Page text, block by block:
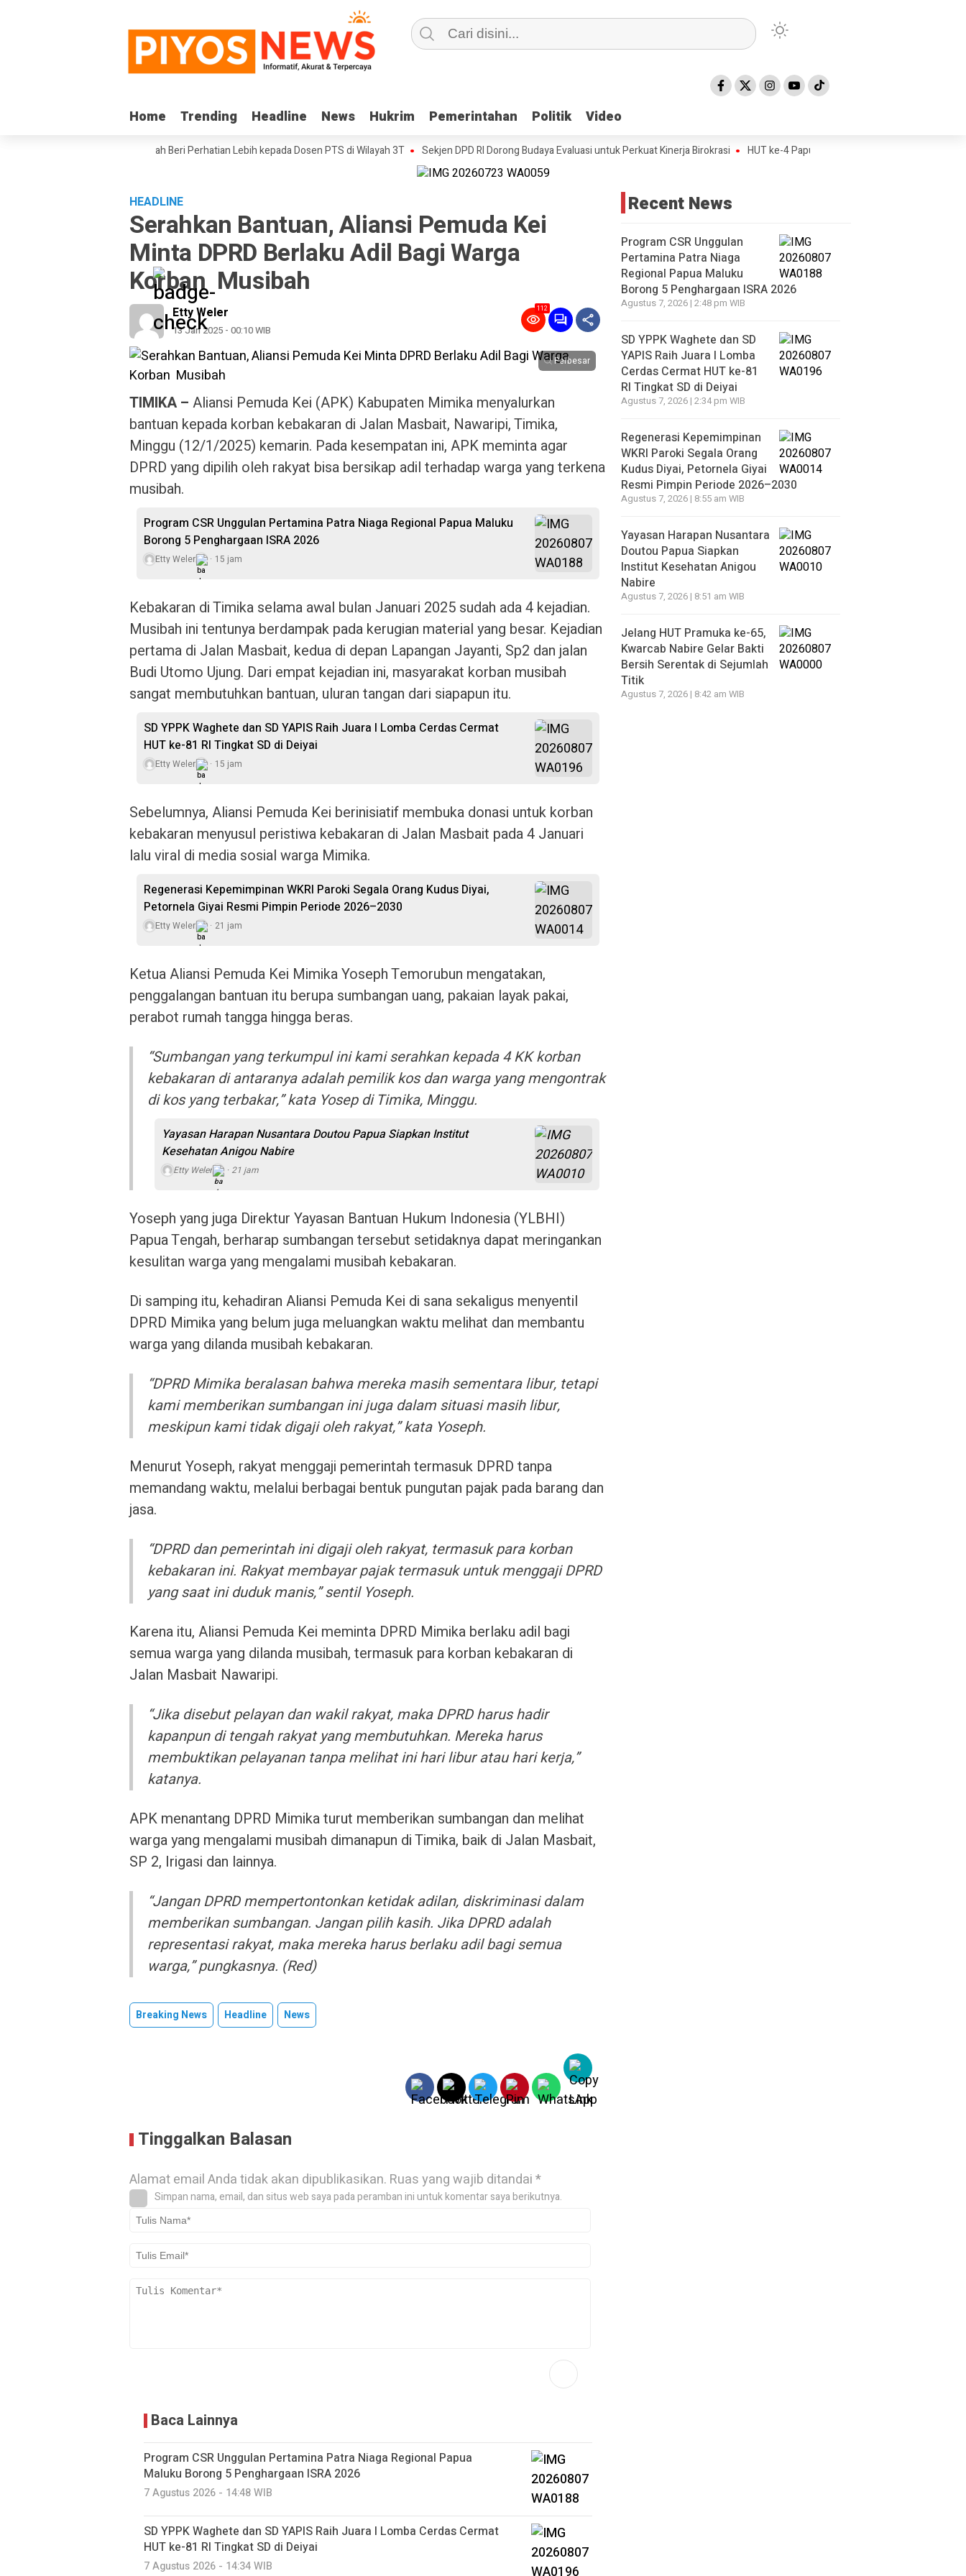
Home Trending Headline News Hukrim Pemerintahan Politik Video
Home Trending Headline News Hukrim Pemerintahan Politik Video
III DPD RI Minta Pemerintah Beri Perhatian Lebih kepada Dosen PTS di Wilayah 3T Sekjen DPD RI Dorong Budaya Evaluasi untuk Perkuat Kinerja Birokrasi HUT ke-4 Papua Tengah Jadi Titik Awal Program
HEADLINE
Serahkan Bantuan, Aliansi Pemuda Kei
Minta DPRD Berlaku Adil Bagi Warga
Korban Musibah
Etty Weler
13 Jan 2025 - 00:10 WIB
112
Perbesar
TIMIKA – Aliansi Pemuda Kei (APK) Kabupaten Mimika menyalurkan
bantuan kepada korban kebakaran di Jalan Masbait, Nawaripi, Timika,
Minggu (12/1/2025) kemarin. Pada kesempatan ini, APK meminta agar
DPRD yang dipilih oleh rakyat bisa bersikap adil terhadap warga yang terkena
musibah.
Program CSR Unggulan Pertamina Patra Niaga Regional Papua Maluku
Borong 5 Penghargaan ISRA 2026
Etty Weler 15 jam
Kebakaran di Timika selama awal bulan Januari 2025 sudah ada 4 kejadian.
Musibah ini tentunya berdampak pada kerugian material yang besar. Kejadian
pertama di Jalan Masbait, kedua di depan Lapangan Jayanti, Sp2 dan jalan
Budi Utomo Ujung. Dari empat kejadian ini, masyarakat korban musibah
sangat membutuhkan bantuan, uluran tangan dari siapapun itu.
SD YPPK Waghete dan SD YAPIS Raih Juara I Lomba Cerdas Cermat
HUT ke-81 RI Tingkat SD di Deiyai
Etty Weler 15 jam
Sebelumnya, Aliansi Pemuda Kei berinisiatif membuka donasi untuk korban
kebakaran menyusul peristiwa kebakaran di Jalan Masbait pada 4 Januari
lalu viral di media sosial warga Mimika.
Regenerasi Kepemimpinan WKRI Paroki Segala Orang Kudus Diyai,
Petornela Giyai Resmi Pimpin Periode 2026–2030
Etty Weler 21 jam
Ketua Aliansi Pemuda Kei Mimika Yoseph Temorubun mengatakan,
penggalangan bantuan itu berupa sumbangan uang, pakaian layak pakai,
perabot rumah tangga hingga beras.
“Sumbangan yang terkumpul ini kami serahkan kepada 4 KK korban
kebakaran di antaranya adalah pemilik kos dan warga yang mengontrak
di kos yang terbakar,” kata Yosep di Timika, Minggu.
Yayasan Harapan Nusantara Doutou Papua Siapkan Institut
Kesehatan Anigou Nabire
Etty Weler 21 jam
Yoseph yang juga Direktur Yayasan Bantuan Hukum Indonesia (YLBHI)
Papua Tengah, berharap sumbangan tersebut setidaknya dapat meringankan
kesulitan warga yang mengalami musibah kebakaran.
Di samping itu, kehadiran Aliansi Pemuda Kei di sana sekaligus menyentil
DPRD Mimika yang belum juga meluangkan waktu melihat dan membantu
warga yang dilanda musibah kebakaran.
“DPRD Mimika beralasan bahwa mereka masih sementara libur, tetapi
kami memberikan sumbangan ini juga dalam situasi masih libur,
meskipun kami tidak digaji oleh rakyat,” kata Yoseph.
Menurut Yoseph, rakyat menggaji pemerintah termasuk DPRD tanpa
memandang waktu, melalui berbagai bentuk pungutan pajak pada barang dan
jasa.
“DPRD dan pemerintah ini digaji oleh rakyat, termasuk para korban
kebakaran ini. Rakyat membayar pajak termasuk untuk menggaji DPRD
yang saat ini duduk manis,” sentil Yoseph.
Karena itu, Aliansi Pemuda Kei meminta DPRD Mimika berlaku adil bagi
semua warga yang dilanda musibah, termasuk para korban kebakaran di
Jalan Masbait Nawaripi.
“Jika disebut pelayan dan wakil rakyat, maka DPRD harus hadir
kapanpun di tengah rakyat yang membutuhkan. Mereka harus
membuktikan pelayanan tanpa melihat ini hari libur atau hari kerja,”
katanya.
APK menantang DPRD Mimika turut memberikan sumbangan dan melihat
warga yang mengalami musibah dimanapun di Timika, baik di Jalan Masbait,
SP 2, Irigasi dan lainnya.
“Jangan DPRD mempertontonkan ketidak adilan, diskriminasi dalam
memberikan sumbangan. Jangan pilih kasih. Jika DPRD adalah
representasi rakyat, maka mereka harus berlaku adil bagi semua
warga,” pungkasnya. (Red)
Breaking News Headline News
Tinggalkan Balasan
Alamat email Anda tidak akan dipublikasikan. Ruas yang wajib ditandai*
Simpan nama, email, dan situs web saya pada peramban ini untuk komentar saya berikutnya.
Baca Lainnya
Program CSR Unggulan Pertamina Patra Niaga Regional Papua
Maluku Borong 5 Penghargaan ISRA 2026
7 Agustus 2026 - 14:48 WIB
SD YPPK Waghete dan SD YAPIS Raih Juara I Lomba Cerdas Cermat
HUT ke-81 RI Tingkat SD di Deiyai
7 Agustus 2026 - 14:34 WIB
Recent News
Program CSR Unggulan
Pertamina Patra Niaga
Regional Papua Maluku
Borong 5 Penghargaan ISRA 2026
Agustus 7, 2026 | 2:48 pm WIB
SD YPPK Waghete dan SD
YAPIS Raih Juara I Lomba
Cerdas Cermat HUT ke-81
RI Tingkat SD di Deiyai
Agustus 7, 2026 | 2:34 pm WIB
Regenerasi Kepemimpinan
WKRI Paroki Segala Orang
Kudus Diyai, Petornela Giyai
Resmi Pimpin Periode 2026–2030
Agustus 7, 2026 | 8:55 am WIB
Yayasan Harapan Nusantara
Doutou Papua Siapkan
Institut Kesehatan Anigou
Nabire
Agustus 7, 2026 | 8:51 am WIB
Jelang HUT Pramuka ke-65,
Kwarcab Nabire Gelar Bakti
Bersih Serentak di Sejumlah
Titik
Agustus 7, 2026 | 8:42 am WIB